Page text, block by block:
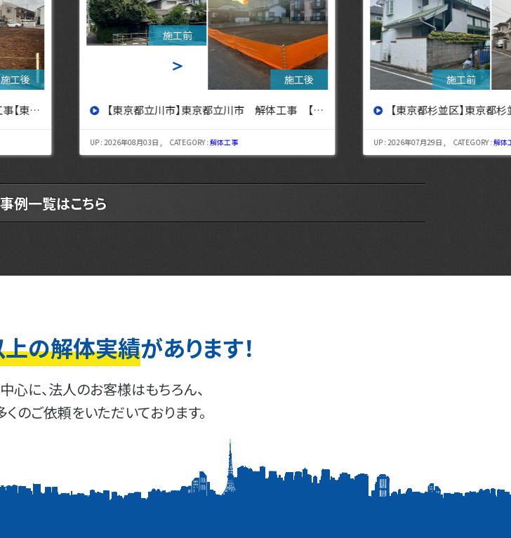
市 解体工事 【東京・埼玉・神奈川の解体工事なら東央建設へ】
:
【東京都杉並区】東京都杉並区 解体工事【東京・埼玉・神奈川の解体工事なら東央建設へ】
UP : 2026年07月29日 , CATEGORY : UP :
＞
例一覧はこちら
の解体実績があります！
心に、法人のお客様はもちろん、
のご依頼をいただいております。